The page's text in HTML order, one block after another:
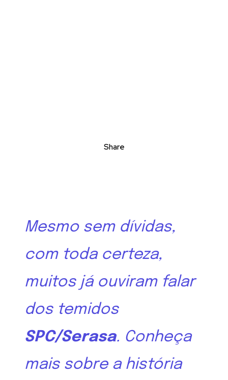
Share
Mesmo sem dívidas,
com toda certeza,
muitos já ouviram falar
dos temidos
SPC/Serasa. Conheça
mais sobre a história